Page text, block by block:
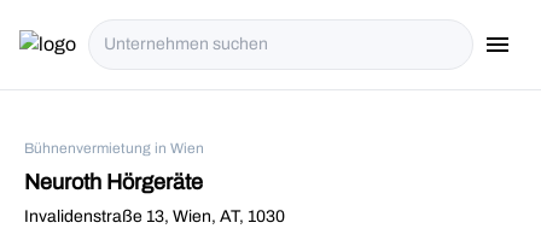
menu
Bühnenvermietung in Wien
Neuroth Hörgeräte
Invalidenstraße 13, Wien, AT, 1030